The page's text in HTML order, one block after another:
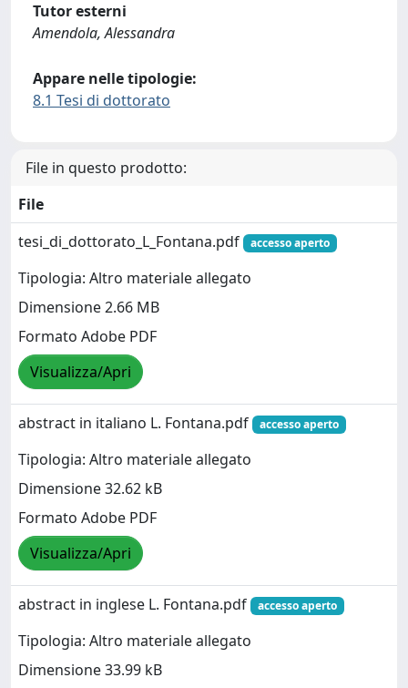
Tutor esterni
Amendola, Alessandra
Appare nelle tipologie:
8.1 Tesi di dottorato
File in questo prodotto:
File
tesi_di_dottorato_L_Fontana.pdf
accesso aperto
Tipologia: Altro materiale allegato
Dimensione 2.66 MB
Formato Adobe PDF
Visualizza/Apri
abstract in italiano L. Fontana.pdf accesso aperto
Tipologia: Altro materiale allegato
Dimensione 32.62 kB
Formato Adobe PDF
Visualizza/Apri
abstract in inglese L. Fontana.pdf accesso aperto
Tipologia: Altro materiale allegato
Dimensione 33.99 kB